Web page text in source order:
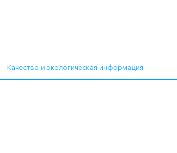
Качество и экологическая информация